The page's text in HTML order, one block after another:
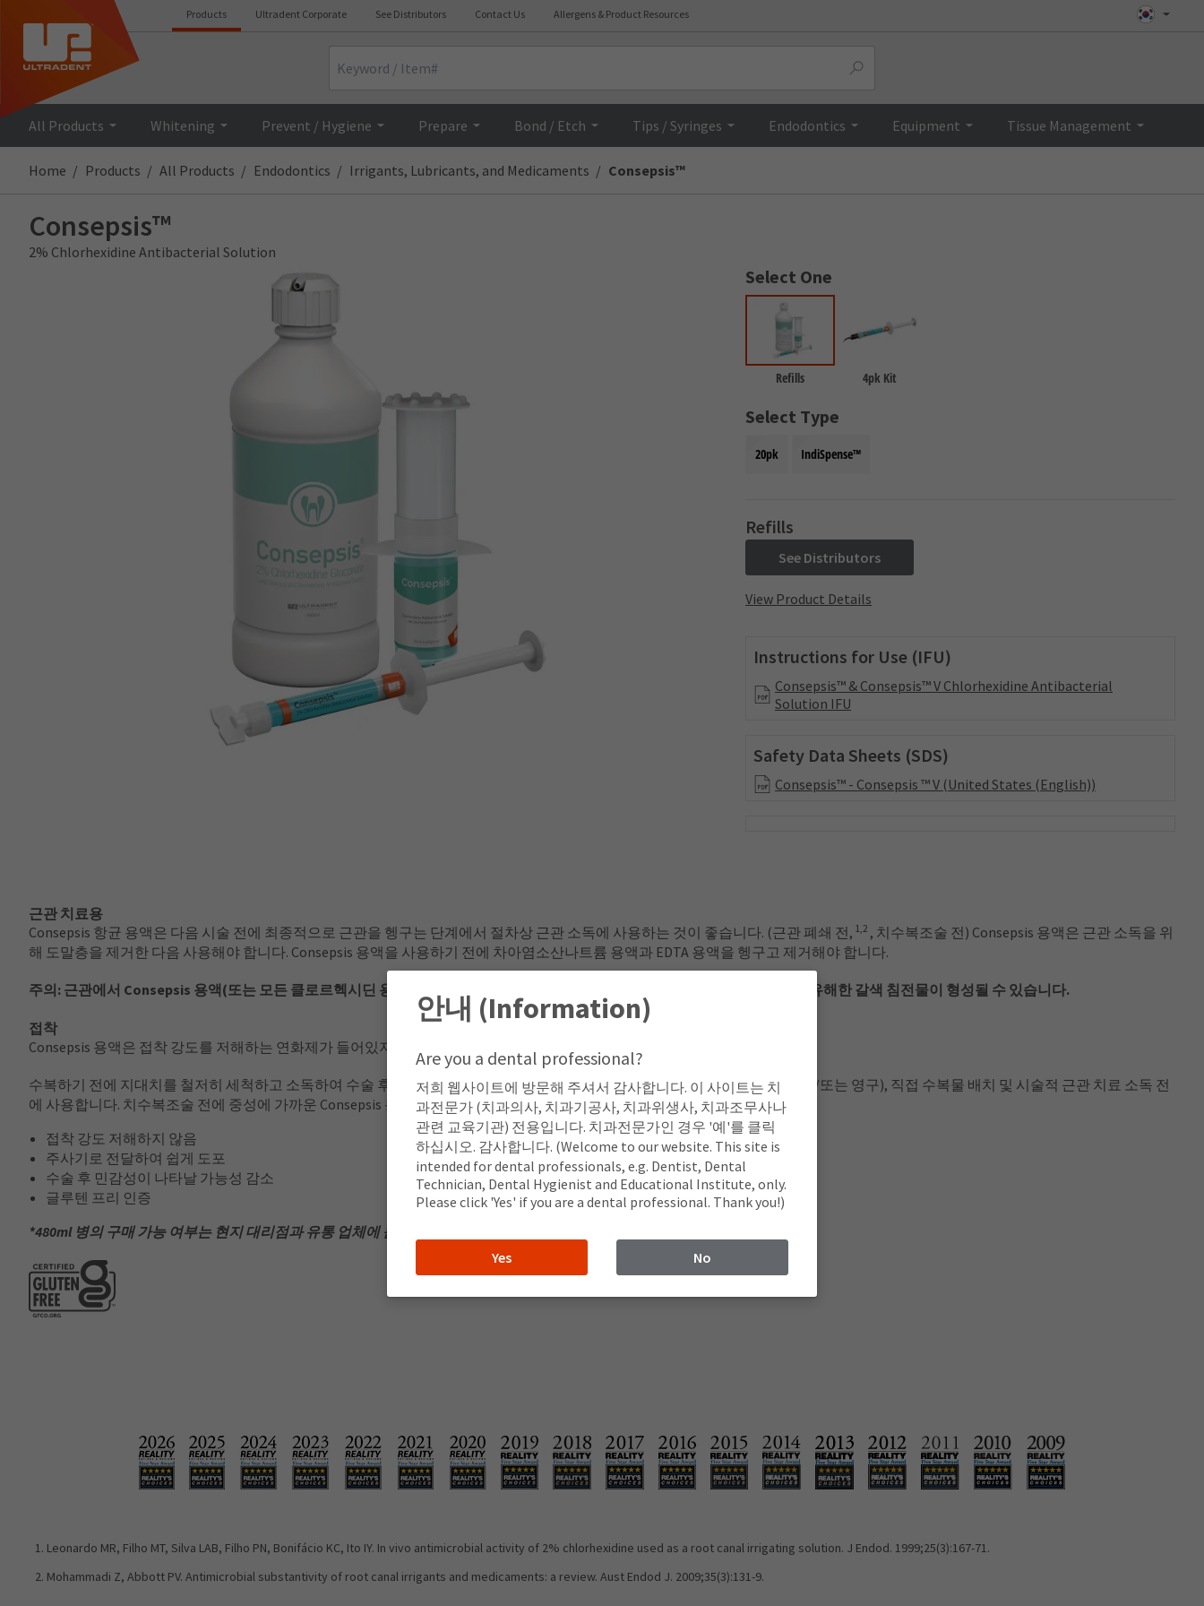
Products Ultradent Corporate See Distributors Contact Us Allergens & Product Resources
All Products Whitening Prevent / Hygiene Prepare Bond / Etch Tips / Syringes Endodontics Equipment Tissue Management
Home Products All Products Endodontics Irrigants, Lubricants, and Medicaments Consepsis™
Consepsis™
2% Chlorhexidine Antibacterial Solution
Select One
Refills 4pk Kit
Select Type
20pk IndiSpense™
Refills
See Distributors
View Product Details
Instructions for Use (IFU)
Consepsis™ & Consepsis™ V Chlorhexidine Antibacterial
Solution IFU
Safety Data Sheets (SDS)
Consepsis™ - Consepsis ™ V (United States (English))
근관 치료용
Consepsis 항균 용액은 다음 시술 전에 최종적으로 근관을 헹구는 단계에서 절차상 근관 소독에 사용하는 것이 좋습니다. (근관 폐쇄 전, 1,2 , 치수복조술 전) Consepsis 용액은 근관 소독을 위
해 도말층을 제거한 다음 사용해야 합니다. Consepsis 용액을 사용하기 전에 차아염소산나트륨 용액과 EDTA 용액을 헹구고 제거해야 합니다.
주의: 근관에서 Consepsis 용액(또는 모든 클로르헥시딘 용액)과 ChlorCid 용액(차아염소산나트륨 용액)혼합하지 마십시오. 유해한 갈색 침전물이 형성될 수 있습니다.
접착
Consepsis 용액은 접착 강도를 저해하는 연화제가 들어있지 않은 2.0% 클로르헥시딘 글루콘산 용액입니다.
수복하기 전에 지대치를 철저히 세척하고 소독하여 수술 후에 발생할 수 있는 민감성을 최소화합니다. 시멘트 접착, 합착(임시 및/또는 영구), 직접 수복물 배치 및 시술적 근관 치료 소독 전
에 사용합니다. 치수복조술 전에 중성에 가까운 Consepsis 용액으로 소독하십시오.
접착 강도 저해하지 않음
주사기로 전달하여 쉽게 도포
수술 후 민감성이 나타날 가능성 감소
글루텐 프리 인증
*480ml 병의 구매 가능 여부는 현지 대리점과 유통 업체에 문의하시기 바랍니다.
Leonardo MR, Filho MT, Silva LAB, Filho PN, Bonifácio KC, Ito IY. In vivo antimicrobial activity of 2% chlorhexidine used as a root canal irrigating solution. J Endod. 1999;25(3):167-71.
Mohammadi Z, Abbott PV. Antimicrobial substantivity of root canal irrigants and medicaments: a review. Aust Endod J. 2009;35(3):131-9.
안내 (Information)
Are you a dental professional?
저희 웹사이트에 방문해 주셔서 감사합니다. 이 사이트는 치
과전문가 (치과의사, 치과기공사, 치과위생사, 치과조무사나
관련 교육기관) 전용입니다. 치과전문가인 경우 '예'를 클릭
하십시오. 감사합니다. (Welcome to our website. This site is
intended for dental professionals, e.g. Dentist, Dental
Technician, Dental Hygienist and Educational Institute, only.
Please click 'Yes' if you are a dental professional. Thank you!)
Yes No